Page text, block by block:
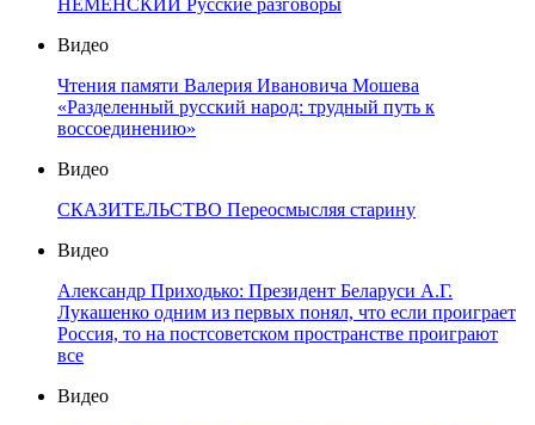
НЕМЕНСКИЙ Русские разговоры
Видео
Чтения памяти Валерия Ивановича Мошева
«Разделенный русский народ: трудный путь к
воссоединению»
Видео
СКАЗИТЕЛЬСТВО Переосмысляя старину
Видео
Александр Приходько: Президент Беларуси А.Г.
Лукашенко одним из первых понял, что если проиграет
Россия, то на постсоветском пространстве проиграют
все
Видео